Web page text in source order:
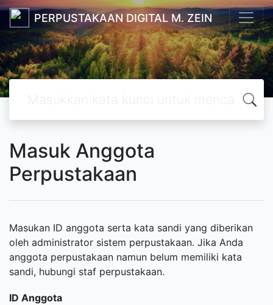
PERPUSTAKAAN DIGITAL M. ZEIN
Masuk Anggota
Perpustakaan
Masukan ID anggota serta kata sandi yang diberikan
oleh administrator sistem perpustakaan. Jika Anda
anggota perpustakaan namun belum memiliki kata
sandi, hubungi staf perpustakaan.
ID Anggota